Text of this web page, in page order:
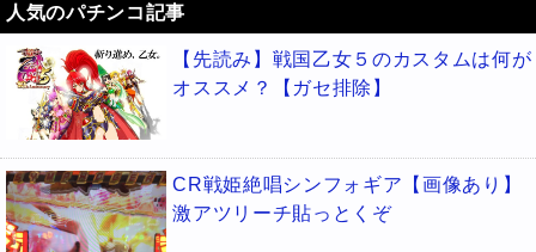
人気のパチンコ記事
【先読み】戦国乙女５のカスタムは何が
オススメ？【ガセ排除】
CR戦姫絶唱シンフォギア【画像あり】
激アツリーチ貼っとくぞ